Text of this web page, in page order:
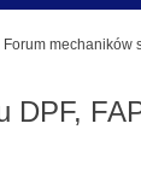
Forum mechaników
DPF,